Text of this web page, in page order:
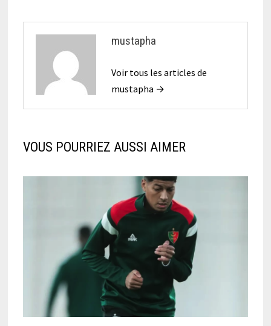
mustapha
Voir tous les articles de
mustapha →
VOUS POURRIEZ AUSSI AIMER